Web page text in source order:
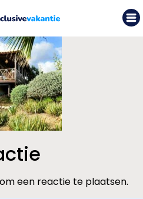
om een reactie te plaatsen.